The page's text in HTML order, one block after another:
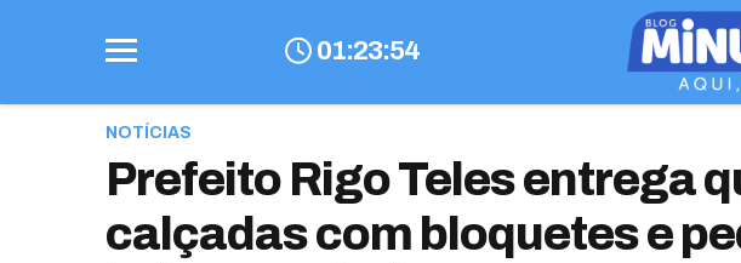
01:23:55
NOTÍCIAS
Prefeito Rigo Teles entrega
calçadas com bloquetes e